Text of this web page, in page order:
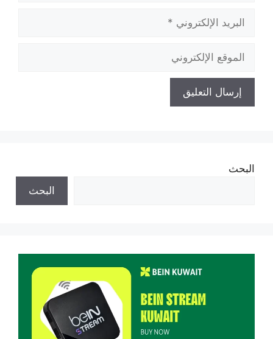
الإلكتروني
الإلكتروني
البحث
البحث